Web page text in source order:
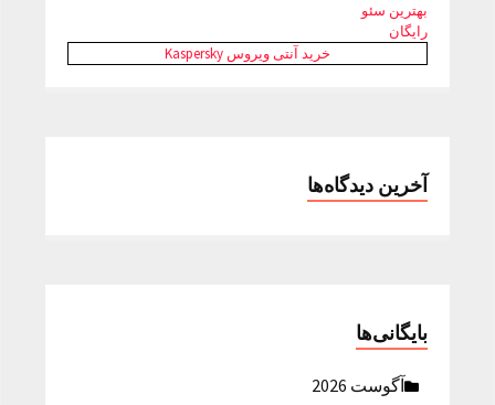
بهترین سئو
رایگان
خرید آنتی ویروس Kaspersky
آخرین دیدگاه‌ها
بایگانی‌ها
آگوست 2026